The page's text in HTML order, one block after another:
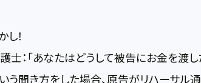
し！
士：「あなたはどうして被告にお金を渡し
う聞き方をした場合、原告がリハーサル